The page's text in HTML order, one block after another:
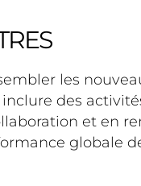
les
des
et en
globale